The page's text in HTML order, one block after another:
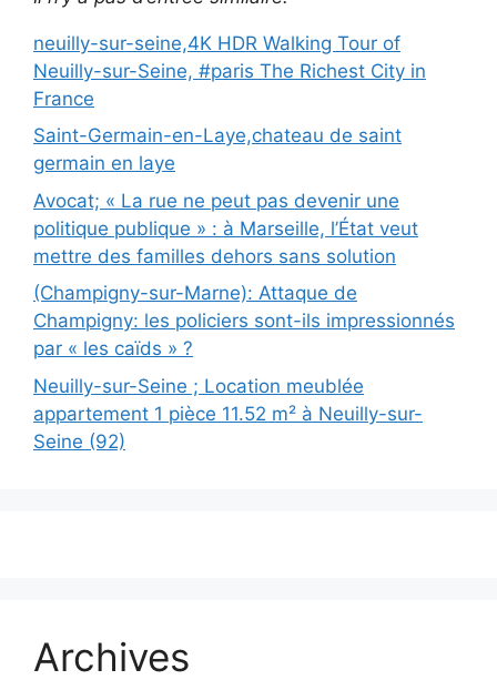
neuilly-sur-seine,4K HDR Walking Tour of
Neuilly-sur-Seine, #paris The Richest City in
France
Saint-Germain-en-Laye,chateau de saint
germain en laye
Avocat; « La rue ne peut pas devenir une
politique publique » : à Marseille, l’État veut
mettre des familles dehors sans solution
(Champigny-sur-Marne): Attaque de
Champigny: les policiers sont-ils impressionnés
par « les caïds » ?
Neuilly-sur-Seine ; Location meublée
appartement 1 pièce 11.52 m² à Neuilly-sur-
Seine (92)
Archives